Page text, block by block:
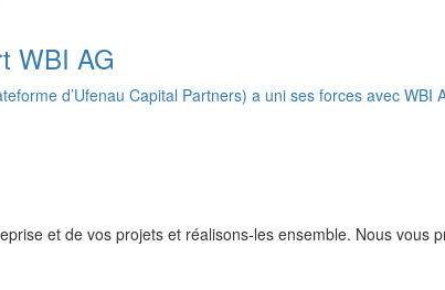
WBI AG
d’Ufenau Capital Partners) a uni ses forces avec
et de vos projets et réalisons-les ensemble. Nous